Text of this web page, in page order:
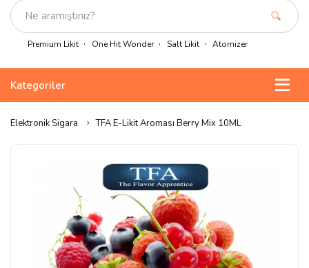
Premium Likit One Hit Wonder Salt Likit Atomizer
Kategoriler
Elektronik Sigara TFA E-Likit Aroması Berry Mix 10ML